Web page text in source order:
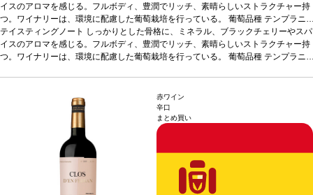
イスのアロマを感じる。フルボディ、豊潤でリッチ、素晴らしいストラクチャー持
つ。ワイナリーは、環境に配慮した葡萄栽培を行っている。 葡萄品種 テンプラニ
ーリョ 100%*本ヴィンテージが在庫切れの場合、在庫があり価格が同様の場合は
自動的に次のヴィンテージに変更されます、ご了承ください。
テイスティングノート しっかりとした骨格に、ミネラル、ブラックチェリーやスパ
イスのアロマを感じる。フルボディ、豊潤でリッチ、素晴らしいストラクチャー持
つ。ワイナリーは、環境に配慮した葡萄栽培を行っている。 葡萄品種 テンプラニ
赤ワイン
辛口
まとめ買い